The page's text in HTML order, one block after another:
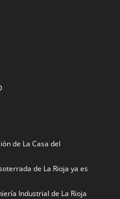
de La Casa del
de La Rioja ya es
Industrial de La Rioja